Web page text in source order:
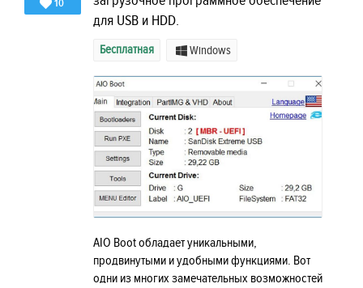
10
для USB и HDD.
Бесплатная Windows
AIO Boot обладает уникальными,
продвинутыми и удобными функциями. Вот
одни из многих замечательных возможностей